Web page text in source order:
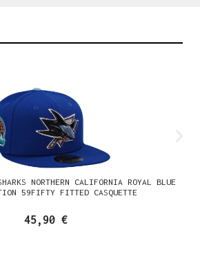
produits
NORTHERN CALIFORNIA ROYAL BLUE
59FIFTY FITTED CASQUETTE
45,90 €